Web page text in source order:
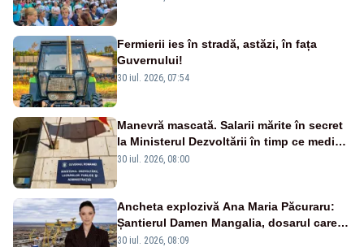
Fermierii ies în stradă, astăzi, în fața
Guvernului!
30 iul. 2026, 07:54
Manevră mascată. Salarii mărite în secret
la Ministerul Dezvoltării în timp ce medicii
ies în stradă
30 iul. 2026, 08:00
Ancheta explozivă Ana Maria Păcuraru:
Șantierul Damen Mangalia, dosarul care
scufundă apărarea României
30 iul. 2026, 08:09